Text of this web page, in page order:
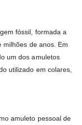
fóssil, formada a
milhões de anos. Em
um dos amuletos
utilizado em colares,
amuleto pessoal de